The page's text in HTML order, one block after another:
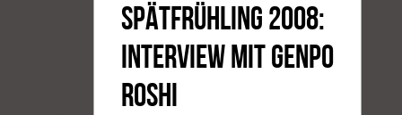
SPÄTFRÜHLING 2008:
INTERVIEW MIT GENPO
ROSHI